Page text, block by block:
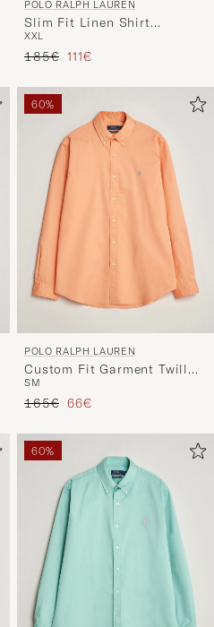
POLO RALPH LAUREN
Slim Fit Linen Shirt
Chestnut
XXL
Regulärer Preis
185€ Reduzierter Preis
111€
60%
POLO RALPH LAUREN
Custom Fit Garment Twill
Shirt Poppy
SM
Regulärer Preis
165€ Reduzierter Preis
66€
60%